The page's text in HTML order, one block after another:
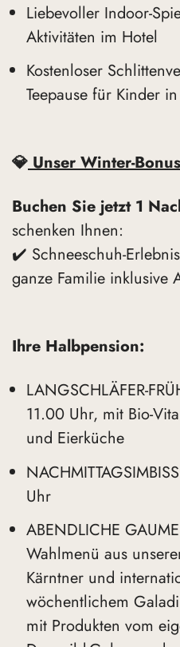
Liebevoller Indoor-
Aktivitäten im Hotel
Kostenloser
Teepause für Kinder
💎Unser Winter-
Buchen Sie jetzt 1
schenken Ihnen:
✔️ Schneeschuh-
ganze Familie inklusive
Ihre Halbpension:
LANGSCHLÄFER-
11.00 Uhr, mit Bio-
und Eierküche
Uhr
ABENDLICHE
Wahlmenü aus
Kärntner und
wöchentlichem
mit Produkten vom